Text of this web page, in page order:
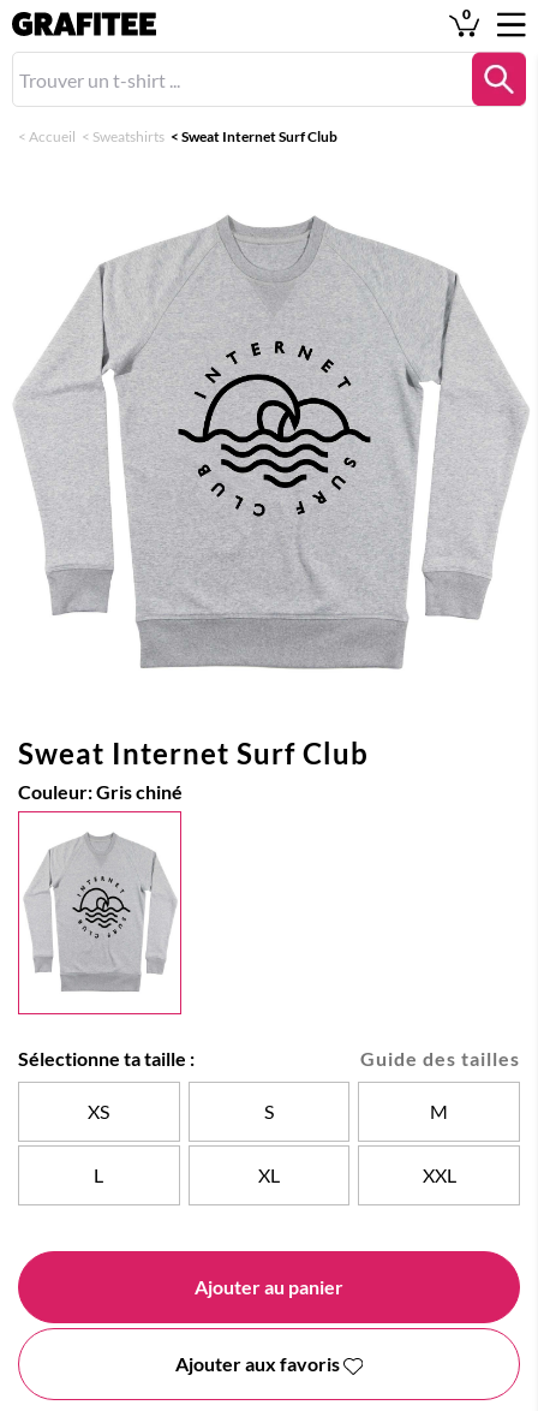
0
< Accueil < Sweatshirts < Sweat Internet Surf Club
Sweat Internet Surf Club
Couleur:Gris chiné
Guide des tailles
Sélectionne ta taille :
XS S M
L XL XXL
Ajouter au panier
Ajouter aux favoris